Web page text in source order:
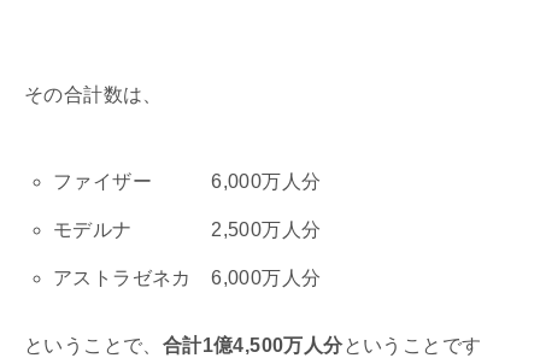
その合計数は、
ファイザー 6,000万人分
モデルナ 2,500万人分
アストラゼネカ 6,000万人分
ということで、 合計1億4,500万人分ということです